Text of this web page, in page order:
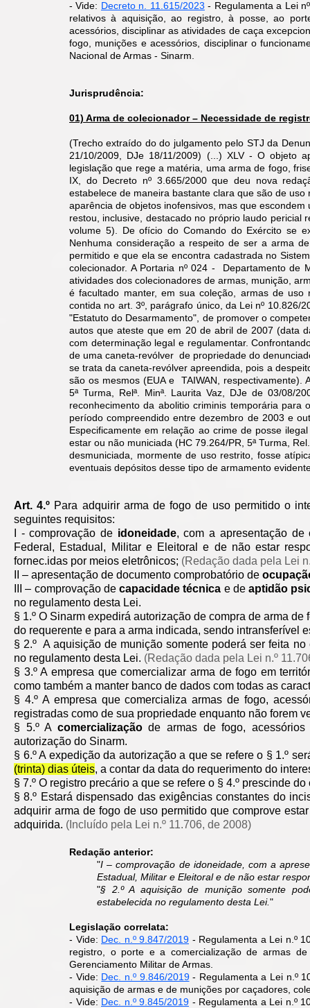
- Vide: Decreto n. 11.615/2023 - Regulamenta a Lei
relativos à aquisição, ao registro, à posse, ao
acessórios, disciplinar as atividades de caça
fogo, munições e acessórios, disciplinar o funcion
Nacional de Armas - Sinarm.
Jurisprudência:
01) Arma de colecionador – Necessidade de
(Trecho extraído do do julgamento pelo STJ da
21/10/2009, DJe 18/11/2009) (...) XLV - O objeto
legislação que rege a matéria, uma arma de fogo,
IX, do Decreto nº 3.665/2000 que deu nova
estabelece de maneira bastante clara que são de
aparência de objetos inofensivos, mas que
restou, inclusive, destacado no próprio laudo
volume 5). De ofício do Comando do Exército se
Nenhuma consideração a respeito de ser a arma
permitido e que ela se encontra cadastrada no
colecionador. A Portaria nº 024 - Departamento de
atividades dos colecionadores de armas, munição,
é facultado manter, em sua coleção, armas de
contida no art. 3º, parágrafo único, da Lei nº 10.826/
"Estatuto do Desarmamento", de promover o
autos que ateste que em 20 de abril de 2007 (data
com determinação legal e regulamentar.
de uma caneta-revólver de propriedade do
se trata da caneta-revólver apreendida, pois a
são os mesmos (EUA e TAIWAN, respectivamente).
5ª Turma, Relª. Minª. Laurita Vaz, DJe de 03/08/
reconhecimento da abolitio criminis temporária
período compreendido entre dezembro de 2003 e
Especificamente em relação ao crime de posse
estar ou não municiada (HC 79.264/PR, 5ª Turma,
desmuniciada, mormente de uso restrito, fosse
eventuais depósitos desse tipo de armamento
Art. 4.º Para adquirir arma de fogo de uso permitido o
seguintes requisitos:
I - comprovação de idoneidade, com a apresentação de
Federal, Estadual, Militar e Eleitoral e de não estar
fornec.idas por meios eletrônicos; (Redação dada pela Lei
II – apresentação de documento comprobatório de
III – comprovação de capacidade técnica e de aptidão
no regulamento desta Lei.
§ 1.º O Sinarm expedirá autorização de compra de arma
do requerente e para a arma indicada, sendo intransferível
§ 2.º A aquisição de munição somente poderá ser feita
no regulamento desta Lei. (Redação dada pela Lei n.º
§ 3.º A empresa que comercializar arma de fogo em
como também a manter banco de dados com todas as
§ 4.º A empresa que comercializa armas de fogo,
registradas como de sua propriedade enquanto não forem
§ 5.º A comercializaçãode armas de fogo, acessórios
autorização do Sinarm.
§ 6.º A expedição da autorização a que se refere o § 1.º
(trinta) dias úteis, a contar da data do requerimento do
§ 7.º O registro precário a que se refere o § 4.º prescinde
§ 8.º Estará dispensado das exigências constantes do
adquirir arma de fogo de uso permitido que comprove
adquirida. (Incluído pela Lei n.º 11.706, de 2008)
Redação anterior:
"I – comprovação de idoneidade, com a
Estadual, Militar e Eleitoral e de não estar
"§ 2.º A aquisição de munição somente
estabelecida no regulamento desta Lei."
Legislação correlata:
- Vide: Dec. n.º 9.847/2019 - Regulamenta a Lei n.º
registro, o porte e a comercialização de armas
Gerenciamento Militar de Armas.
- Vide: Dec. n.º 9.846/2019 - Regulamenta a Lei n.º
aquisição de armas e de munições por caçadores,
- Vide: Dec. n.º 9.845/2019 - Regulamenta a Lei n.º